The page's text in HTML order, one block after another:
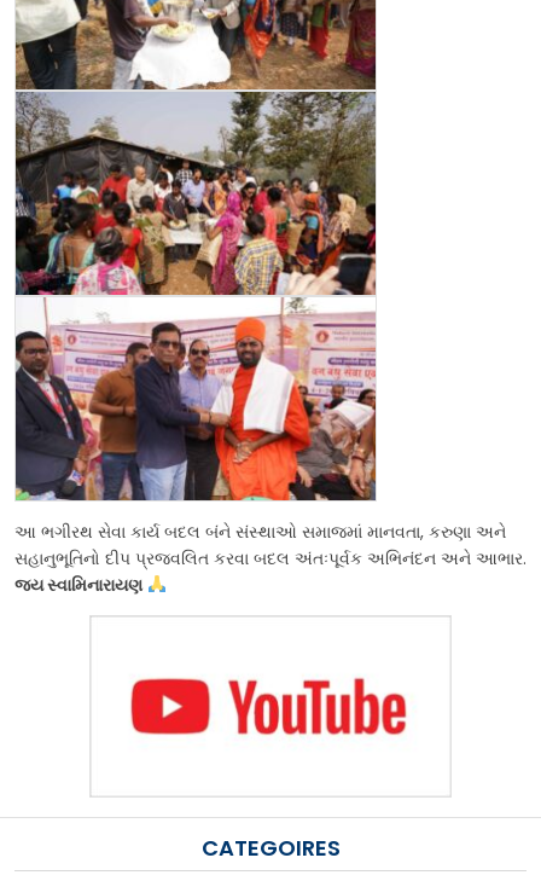
આ ભગીરથ સેવા કાર્ય બદલ બંને સંસ્થાઓ સમાજમાં માનવતા, કરુણા અને
સહાનુભૂતિનો દીપ પ્રજ્વલિત કરવા બદલ અંતઃપૂર્વક અભિનંદન અને આભાર.
જય સ્વામિનારાયણ
CATEGOIRES